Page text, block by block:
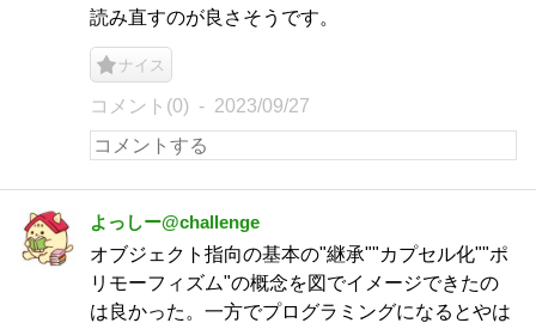
読み直すのが良さそうです。
ナイス
コメント(0) 2023/09/27
よっしー@challenge
オブジェクト指向の基本の"継承""カプセル化""ポ
リモーフィズム"の概念を図でイメージできたの
は良かった。一方でプログラミングになるとやは